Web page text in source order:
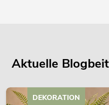
Aktuelle
DEKORATION